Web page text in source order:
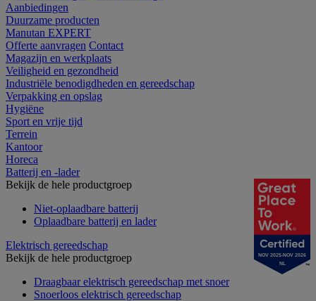
Aanbiedingen
Duurzame producten
Manutan EXPERT
Offerte aanvragen Contact
Magazijn en werkplaats
Veiligheid en gezondheid
Industriële benodigdheden en gereedschap
Verpakking en opslag
Hygiëne
Sport en vrije tijd
Terrein
Kantoor
Horeca
Batterij en -lader
Bekijk de hele productgroep
Niet-oplaadbare batterij
Oplaadbare batterij en lader
Elektrisch gereedschap
Bekijk de hele productgroep
Draagbaar elektrisch gereedschap met snoer
Snoerloos elektrisch gereedschap
NOV 2025-NOV 2026
NL